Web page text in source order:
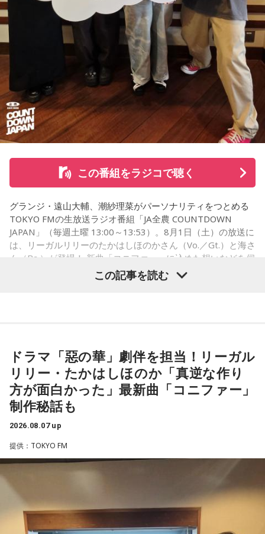
※インタビュアー：文化放送・斉藤一美アナウンサー
「友人と遊んだ時に言われたあの一言がずっとモヤモヤして
「優柔不断な性格のせいで、こんな事が…」
あなたの人生相談を送ってください。その相談を受け、中島
健人が遊戯王の話をします。
※ メールの件名は「決闘」でお願いします。
◎「中島健人イメージランキング」
街の人に調査したら、中島健人が1位にランクインしそうな
「ランキングのタイトルだけ」を送ってきてください。
＜例＞
・家の照明、指パッチンで消してそうランキング
・コンビニで「温めますか？」とか「レジ袋はいります
か？」とか聞かれる前に全部先に言ってきそうな男ランキン
※ メールの件名は「ランキング」でお願いします。
■番組タイトル：ニッポン放送『中島健人のオールナイトニッ
ポン』
■放送日時：2026年8月14日（金） 25時～27時 （15日
（土）午前1時〜3時）
ニッポン放送をキーステーションに全国ネットで放送
■メールアドレス：
■番組公式X：@Ann_Since1967
■番組ハッシュタグ：#中島健人ANN
この番組をラジコで聴く
グランジ・遠山大輔、潮紗理菜がパーソナリティをつとめる
TOKYO FMの生放送ラジオ番組「JA全農 COUNTDOWN
JAPAN」（毎週土曜 13:00～13:53）。8月1日（土）の放送に
は、リーガルリリーのたかはしほのかさん（Vo.／Gt.）と海さ
ん（Ba.）が登場！ 新曲「コニファー」に込めた想いなどを伺
◆“真逆な作り方”で楽曲制作
リーガルリリーは高校在学時から注目を集め、国内大型ロッ
クフェスにも多数出演するだけでなく、アメリカで開催され
サウスウエスト）」の出演や中国ツアーの開催など、海外で
のライブも経験。そのほか、2019年公開の映画「惡の華」で
は主題歌と劇中歌を担当し、今年4月から放送されたテレビド
ラマ版「惡の華」では、たかはしほのかさんが劇伴を担当。
そして、今秋には初のアジアツアーの開催が決定していま
す。
この記事を読む
ドラマ「惡の華」劇伴を担当！リーガル
リリー・たかはしほのか「真逆な作り
方が面白かった」最新曲「コニファー」
制作秘話も
2026.08.07 up
提供：TOKYO FM